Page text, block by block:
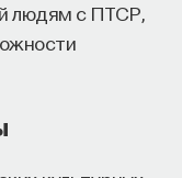
людям с ПТСР,